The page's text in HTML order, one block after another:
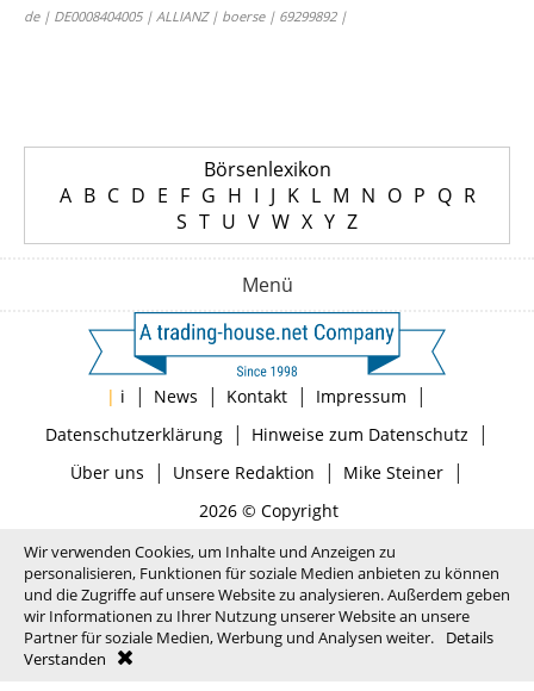
de | DE0008404005 | ALLIANZ | boerse | 69299892 |
Börsenlexikon
A B C D E F G H I J K L M N O P Q R
S T U V W X Y Z
Menü
| i | News | Kontakt | Impressum |
Datenschutzerklärung| Hinweise zum Datenschutz |
Über uns | Unsere Redaktion | Mike Steiner|
2026 © Copyright
Wir verwenden Cookies, um Inhalte und Anzeigen zu
personalisieren, Funktionen für soziale Medien anbieten zu können
und die Zugriffe auf unsere Website zu analysieren. Außerdem geben
wir Informationen zu Ihrer Nutzung unserer Website an unsere
Partner für soziale Medien, Werbung und Analysen weiter.
Details
Verstanden